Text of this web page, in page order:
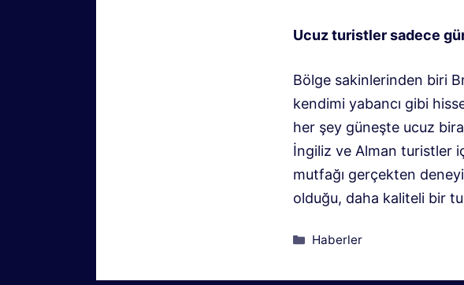
Ucuz turistler sadece
Bölge sakinlerinden biri
kendimi yabancı gibi
her şey güneşte ucuz
İngiliz ve Alman turistler
mutfağı gerçekten
olduğu, daha kaliteli bir
Kategoriler
Haberler